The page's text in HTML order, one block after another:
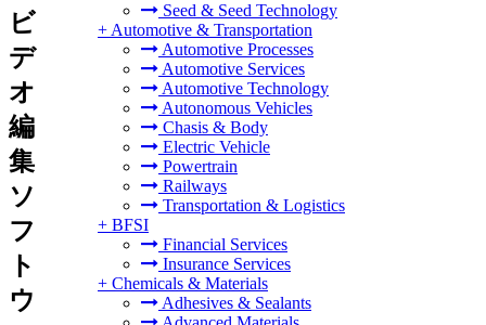
Seed & Seed Technology
+ Automotive & Transportation
Automotive Processes
Automotive Services
Automotive Technology
Autonomous Vehicles
Chasis & Body
Electric Vehicle
Powertrain
Railways
Transportation & Logistics
+ BFSI
Financial Services
Insurance Services
+ Chemicals & Materials
Adhesives & Sealants
ビ
デ
オ
編
集
ソ
フ
ト
ウ